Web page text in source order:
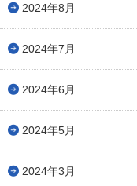
2024年8月
2024年7月
2024年6月
2024年5月
2024年3月